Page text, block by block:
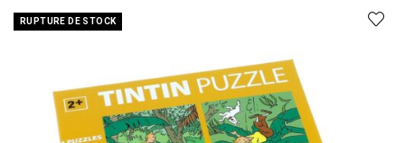
RUPTURE DE STOCK